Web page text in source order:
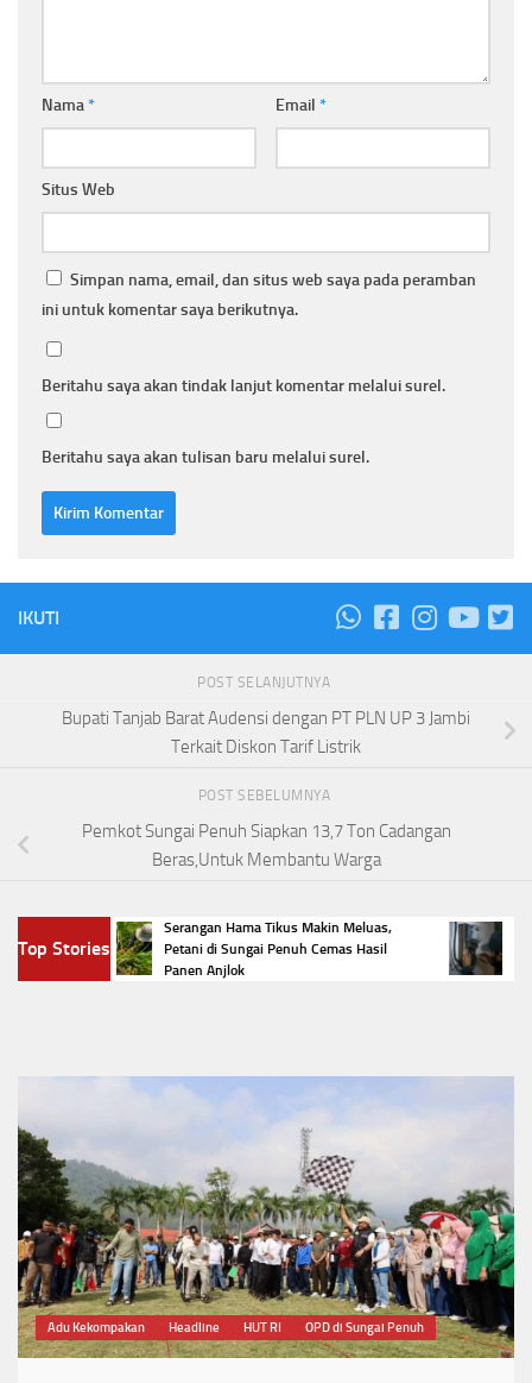
Nama* Email *
Situs Web
Simpan nama, email, dan situs web saya pada peramban
ini untuk komentar saya berikutnya.
Beritahu saya akan tindak lanjut komentar melalui surel.
Beritahu saya akan tulisan baru melalui surel.
IKUTI
POST SELANJUTNYA
Bupati Tanjab Barat Audensi dengan PT PLN UP 3 Jambi
Terkait Diskon Tarif Listrik
POST SEBELUMNYA
Pemkot Sungai Penuh Siapkan 13,7 Ton Cadangan
Beras,Untuk Membantu Warga
Top Stories
Serangan Hama Tikus Makin Meluas,
Petani di Sungai Penuh Cemas Hasil
Panen Anjlok
Viral
Listrik
Adu Kekompakan Headline HUT RI OPD di Sungai Penuh